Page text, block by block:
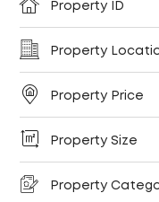
Property ID
Property
Property Price
Property Size
Property